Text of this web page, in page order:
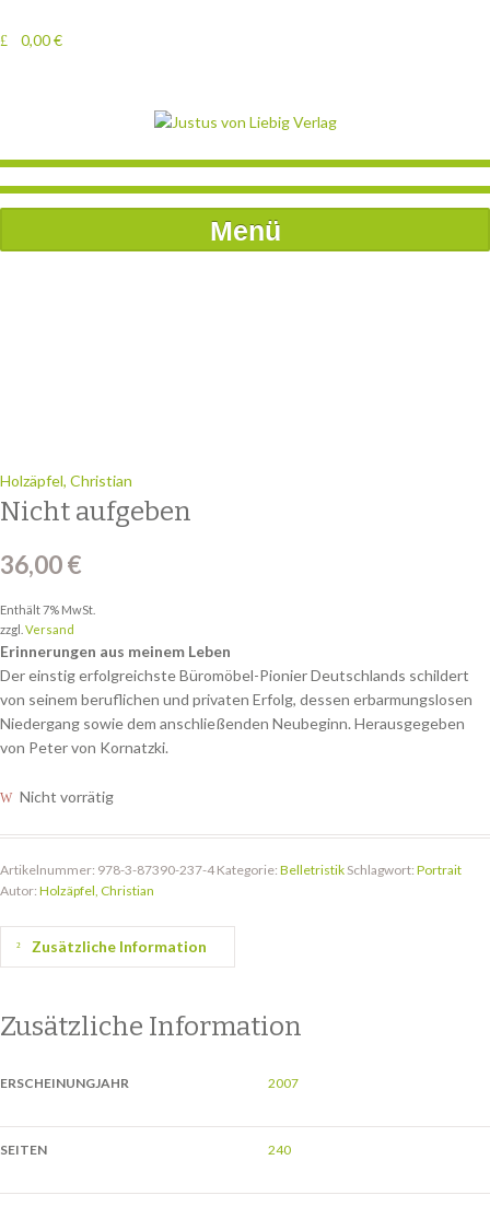
0,00€
Menü
Holzäpfel, Christian
Nicht aufgeben
36,00€
Enthält 7% MwSt.
zzgl. Versand
Erinnerungen aus meinem Leben
Der einstig erfolgreichste Büromöbel-Pionier Deutschlands schildert
von seinem beruflichen und privaten Erfolg, dessen erbarmungslosen
Niedergang sowie dem anschließenden Neubeginn. Herausgegeben
von Peter von Kornatzki.
Nicht vorrätig
Artikelnummer: 978-3-87390-237-4 Kategorie: Belletristik Schlagwort: Portrait
Autor: Holzäpfel, Christian
Zusätzliche Information
Zusätzliche Information
ERSCHEINUNGJAHR 2007
SEITEN 240